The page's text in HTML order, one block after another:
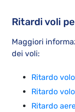
Ritardi voli
Maggiori
dei voli:
Ritardo
Ritardo
Ritardo